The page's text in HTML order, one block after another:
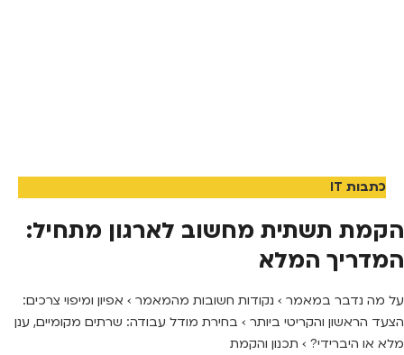
כתבות IT
הקמת תשתית מחשוב לארגון מתחיל:
המדריך המלא
על מה נדבר במאמר › נקודות חשובות מהמאמר › אפיון ומיפוי צרכים:
הצעד הראשון והקריטי ביותר › בחירת מודל עבודה: שרתים מקומיים, ענן
מלא או היברידי? › תכנון והקמת